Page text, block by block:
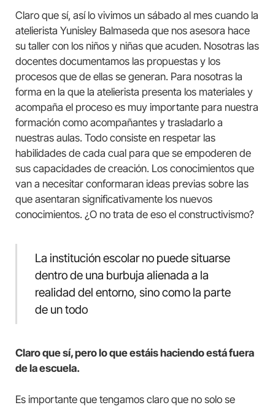
Claro que sí, así lo vivimos un sábado al mes cuando la
atelierista Yunisley Balmaseda que nos asesora hace
su taller con los niños y niñas que acuden. Nosotras las
docentes documentamos las propuestas y los
procesos que de ellas se generan. Para nosotras la
forma en la que la atelierista presenta los materiales y
acompaña el proceso es muy importante para nuestra
formación como acompañantes y trasladarlo a
nuestras aulas. Todo consiste en respetar las
habilidades de cada cual para que se empoderen de
sus capacidades de creación. Los conocimientos que
van a necesitar conformaran ideas previas sobre las
que asentaran significativamente los nuevos
conocimientos. ¿O no trata de eso el constructivismo?
La institución escolar no puede situarse
dentro de una burbuja alienada a la
realidad del entorno, sino como la parte
de un todo
Claro que sí, pero lo que estáis haciendo está fuera
de la escuela.
Es importante que tengamos claro que no solo se